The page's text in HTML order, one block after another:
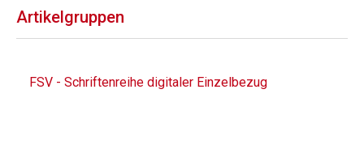
Artikelgruppen
FSV - Schriftenreihe digitaler Einzelbezug